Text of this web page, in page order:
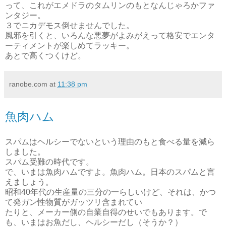
って、これがエメドラのタムリンのもとなんじゃろかファ
ンタジー。
３でニカデモス倒せませんでした。
風邪を引くと、いろんな悪夢がよみがえって格安でエンタ
ーティメントが楽しめてラッキー。
あとで高くつくけど。
ranobe.com at 11:38 pm
魚肉ハム
スパムはヘルシーでないという理由のもと食べる量を減ら
しました。
スパム受難の時代です。
で、いまは魚肉ハムですよ。魚肉ハム。日本のスパムと言
えましょう。
昭和40年代の生産量の三分の一らしいけど、それは、かつ
て発ガン性物質がガッツリ含まれてい
たりと、メーカー側の自業自得のせいでもあります。で
も、いまはお魚だし、ヘルシーだし（そうか？）